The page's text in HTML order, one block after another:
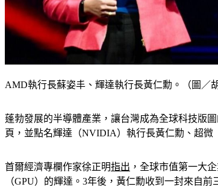
AMD執行長蘇姿丰、輝達執行長黃仁勳。（圖／
蓬勃發展的半導體產業，讓台灣成為全球科技版
頁，並點名輝達（NVIDIA）執行長黃仁勳、超
首爾經濟專欄作家徐正明指出 ，全球市值第一大
（GPU）的輝達。3年後，黃仁勳收到一封來自